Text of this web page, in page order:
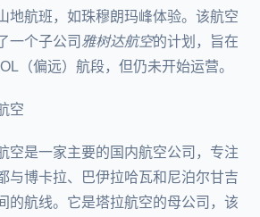
地航班，如珠穆朗玛峰体验。该航空
一个子公司 雅树达航空的计划，旨在
（偏远）航段，但仍未开始运营。
空
空是一家主要的国内航空公司，专注
与博卡拉、巴伊拉哈瓦和尼泊尔甘吉
的航线。它是塔拉航空的母公司，该